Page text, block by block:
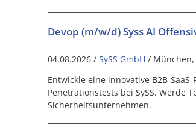
Devop (m/w/d) Syss AI
04.08.2026 / SySS GmbH /
Entwickle eine innovative B2B-
Penetrationstests bei SySS. Werde
Sicherheitsunternehmen.